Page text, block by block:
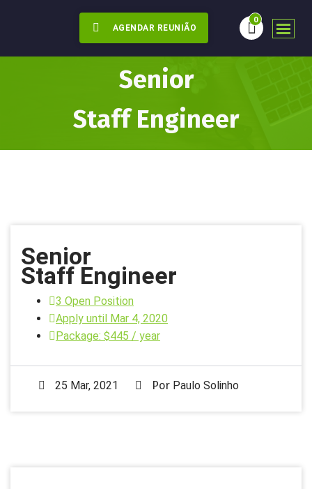
0
AGENDAR REUNIÃO
Senior
Staff Engineer
Senior
Staff Engineer
3 Open Position
Apply until Mar 4, 2020
Package: $445 / year
25 Mar, 2021 Por Paulo Solinho